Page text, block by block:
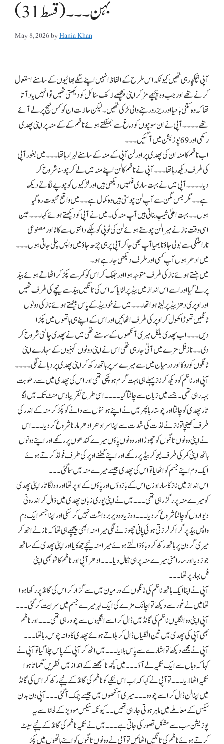
بہن۔۔۔(قسط31)
May 8, 2026byHania Khan
آپی ہچکچا رہی تھیں کیونکہ اس طرح کے الفاظ انہیں اپنے سگے بھائیوں کے سامنے استعمال
کرنے تھے اور جب وہ پیچھے مڑ کر اپنی پچھلے لائف سٹائل کو دیکھتی تھیں تو انہیں یاد آتا
تھا کہ وہ کتنی با حیا اور ریز رو رہنے والی لڑکی تھیں۔ لیکن حالات ان کو کس نہج پر لے آئے
تھے۔۔۔۔ آپی نے ان سوچوں کو دماغ سے جھٹکتے ہوئے ناظم کے کے منہ پر اپنی پھدی
رکھی اور 69 پوزیشن میں آگئیں۔۔۔
اب ناظم کا منہ ان کی پھدی پر اور لن آپی کے منہ کے سامنے لہرا رہا تھا۔۔۔ میں بغور آپی
کی طرف دیکھ رہا تھا۔۔۔ آپی نے ناظم کا لن اپنے منہ میں لے کر چوسنا شروع کر
دیا۔۔۔۔ آپی میں نے بہت ساری فلمیں دیکھی ہیں اور لڑکیوں کو چوپے لگاتے دیکھا
ہے۔۔ مگر جس لگن سے آپ لن چوستی ہیں وہ کمال ہے۔۔ میں واقع محبوت رہ گیا
ہوں۔۔ بہت اعلیٰ شیپ بناتی ہیں آپ منہ کی۔ میں نے آپی کو دیکھتے ہوئے کہا۔۔۔ عین
اسی وقت ناز نے میرا لن چوستے ہوئے لن کی ٹوپی کو ہلکے دانتوں سے کاٹا اور مصنوعی
ناراضگی سے بولی جاؤ نا بھیا آپ بھی جا کر آپی پر ہی چڑھ جاؤ میں واپس چلی جاتی ہوں۔۔۔
میں ادھر ہوں آپ کسی اور طرف دیکھی جا رہے ہو۔
میں ہنستے ہوئے ناز کی طرف متوجہ ہوا اور جھک کر اس کو کمر سے پکڑ کر اٹھاتے ہوئے بیڈ
پر لے گیا اور اسے اس انداز میں بیڈ پر لٹایا کہ اس کی ٹانگیں بیڈ سے نیچے کی طرف تھیں
اور اوپری دھڑ بیڈ پر لیٹا ہوا تھا۔۔۔ میں نے خود بیڈ کے پاس بیٹھتے ہوئے ناز کی دونوں
ٹانگیں تھوڑا کھول کر اوپر کی طرف اٹھائیں اور اس کے اپنے ہی ہاتھوں میں پکڑا
دیں۔۔۔ اب پھدی بلکل میری آنکھوں کے سامنے تھی میں نے پھدی چاٹنی شروع کر
دی۔۔ ناز فل مزے میں آتی جا رہی تھی اس نے اپنی دونوں کہنیوں کے سہارے اپنی
ٹانگوں کو روکا اور درمیان میں سے میرے سر پر ہاتھ رکھ کر اپنی پھدی پر دبانے لگی۔۔۔۔
آپی اور ناظم کو دیکھ کر ناز پہلے ہی بہت گرم ہو چکی تھی اور اس کی پھدی میں سے رطوبت
بہہ رہی تھی۔ جسے میں زبان سے چاٹتا گیا۔۔۔۔ اسی طرح تقریبا دس منٹ تک میں لگا
تار پھدی کو چاٹتا اور چوستا رہا پھر میں نے اپنے ہونٹوں سے دانے کو پکڑ کر منہ کے اندر کی
طرف کھینچا تو ناز نے لذت کی شدت سے اپنا سر ادھر ادھر مارنا شروع کر دیا۔۔۔ اس
نے اپنی دونوں ٹانگوں کو چھوڑا اور دونوں پاؤں میرے کندھوں پر رکھے اور اپنے دونوں
ہاتھ اپنی کمر کی طرف لیجا کر بیڈ پر رکھے اور اپنے گھٹنے اوپر کی طرف فولڈ کرتے ہوئے
ایک دم اپنے جسم کو اٹھایا تو اس کی پھدی جیسے میرے منہ میں سما گئی۔۔۔
اس انداز میں ناز کا سارا وزن اس کے بازوؤں اور پاؤں کے اوپر تھا اور وہ لگا تار اپنی پھدی
کو میرے منہ پر رگڑ رہی تھی۔۔۔ میں نے اپنی پوری زبان پھدی میں ڈال کر اندرونی
دیواروں کو چاٹنا شروع کر دیا ۔۔۔ وہ زیادہ دیر برداشت نہیں کر سکی اور اپنا جسم ایک دم
واپس بیڈ پر گرا کر لرزتی ہوئی پانی چھوڑنے لگی میرا منہ ابھی پیچھے ہی تھا کہ ناز نے اٹھ کر
میری گردن پر ہاتھ رکھ کر دباؤ ڈالتے ہوئے میرا منہ نیچے جھکایا اور اپنی پھدی کے ساتھ
جوڑ دیا اور سارا منی میرے منہ پر ہی نکال دیا۔۔۔ ادھر آپی اور ناظم کا شو بھی اپنی
فل بہار پر تھا۔۔۔
آپی نے اپنا ایک ہاتھ ناظم کی ٹانگوں کے درمیان میں سے گزار کر اس کی گانڈ پر رکھا ہوا
تھا میں نے غور سے دیکھا تو اچانک مزے کی ایک لہر میرے جسم میں سرایت کر گئی۔۔۔
آپی اپنی دو انگلیاں ناظم کی گانڈ میں ڈال کر اسے انگلیوں سے چود رہی تھی۔۔۔ اور ناظم
بھی آپی کی پھدی میں تین انگلیاں ڈال کر ہلاتے ہوئے پھدی کا دانہ چوس رہا تھا۔۔۔
آپی نے مجھے دیکھا تو اشارے سے پاس بلایا۔۔۔ میں اٹھ کر آپی کے پاس چلا گیا تو آپی نے
کہا کہ وہاں سے ایک تکیہ لے آؤ۔۔۔ میں کچھ نا سمجھنے کے انداز میں نظریں گھماتا ہوا
تکیہ اٹھا لایا۔۔۔ تو آپی نے کہا کہ اب اس تکیے کو ناظم کی گانڈ کے نیچے رکھ کر اس کی گانڈ
میں اپنا لن ڈال کر اسے چودو۔۔۔ میری آنکھوں میں جیسے چمک آگئی۔۔۔ آپی دن بدن
سیکس کے معاملے میں ماہر ہوتی جا رہی تھیں۔۔ کیونکہ سیکس موویز کے لحاظ سے یہ
پوزیشن سب سے مشکل تصور کی جاتی ہے۔۔۔ میں نے تکیہ ناظم کی گانڈ کے نیچے سیٹ
کرتے ہوئے ناظم کی ٹانگیں اٹھائیں تو آپی نے دونوں ٹانگوں کو اپنے ہاتھوں میں پکڑ